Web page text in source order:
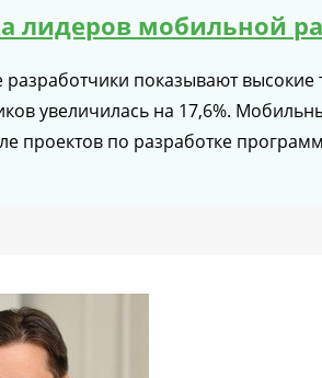
лидеров мобильной
разработчики показывают
увеличилась на 17,6%.
проектов по разработке